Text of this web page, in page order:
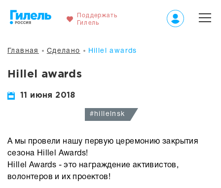
Поддержать
Гилель
Главная Сделано Hillel awards
Hillel awards
11 июня 2018
#hillelnsk
А мы провели нашу первую церемонию закрытия
сезона Hillel Awards!
Hillel Awards - это награждение активистов,
волонтеров и их проектов!